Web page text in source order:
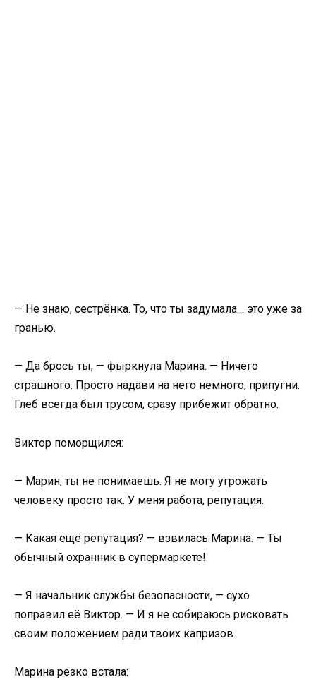
— Не знаю, сестрёнка. То, что ты задумала… это уже за
гранью.
— Да брось ты, — фыркнула Марина. — Ничего
страшного. Просто надави на него немного, припугни.
Глеб всегда был трусом, сразу прибежит обратно.
Виктор поморщился:
— Марин, ты не понимаешь. Я не могу угрожать
человеку просто так. У меня работа, репутация.
— Какая ещё репутация? — взвилась Марина. — Ты
обычный охранник в супермаркете!
— Я начальник службы безопасности, — сухо
поправил её Виктор. — И я не собираюсь рисковать
своим положением ради твоих капризов.
Марина резко встала: